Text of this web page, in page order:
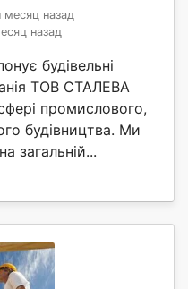
месяц назад
назад
будівельні
ТОВ СТАЛЕВА
промислового,
будівництва. Ми
загальній...